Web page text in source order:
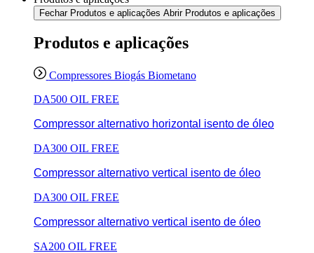
Fechar Produtos e aplicações Abrir Produtos e aplicações
Produtos e aplicações
Compressores Biogás Biometano
DA500 OIL FREE
Compressor alternativo horizontal isento de óleo
DA300 OIL FREE
Compressor alternativo vertical isento de óleo
DA300 OIL FREE
Compressor alternativo vertical isento de óleo
SA200 OIL FREE